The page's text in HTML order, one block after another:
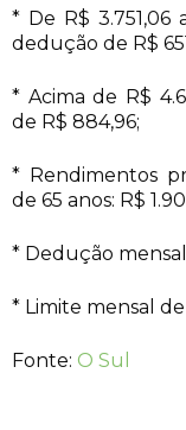
* De R$ 3.751,06
dedução de R$
* Acima de R$
de R$ 884,96;
* Rendimentos
de 65 anos: R$
* Dedução
* Limite mensal
Fonte: O Sul